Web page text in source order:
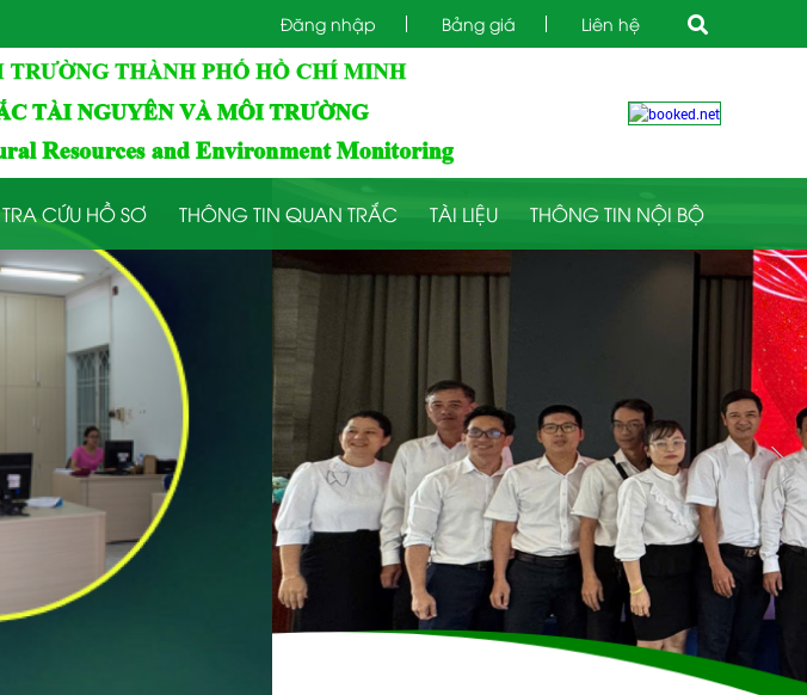
Đăng nhập Bảng giá Liên hệ
TRA CỨU HỒ SƠ THÔNG TIN QUAN TRẮC TÀI LIỆU THÔNG TIN NỘI BỘ